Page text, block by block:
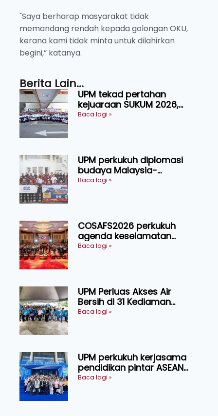
"Saya berharap masyarakat tidak
memandang rendah kepada golongan OKU,
kerana kami tidak minta untuk dilahirkan
begini,” katanya.
Berita Lain...
UPM tekad pertahan
kejuaraan SUKUM 2026,
sasar 16 pingat emas
Baca lagi »
UPM perkukuh diplomasi
budaya Malaysia-
Indonesia melalui Narasi
Baca lagi »
COSAFS2026 perkukuh
agenda keselamatan
makanan, AgriHub pacu
Baca lagi »
UPM Perluas Akses Air
Bersih di 31 Kediaman
Orang Asli Tasik Chini
Baca lagi »
UPM perkukuh kerjasama
pendidikan pintar ASEAN
menerusi lawatan rasmi ke
Baca lagi »